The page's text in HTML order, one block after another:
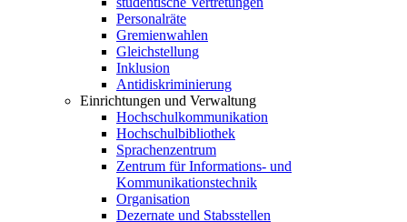
Personalräte
Gremienwahlen
Gleichstellung
Inklusion
Antidiskriminierung
Einrichtungen und Verwaltung
Hochschulkommunikation
Hochschulbibliothek
Sprachenzentrum
Zentrum für Informations- und
Kommunikationstechnik
Organisation
Dezernate und Stabsstellen